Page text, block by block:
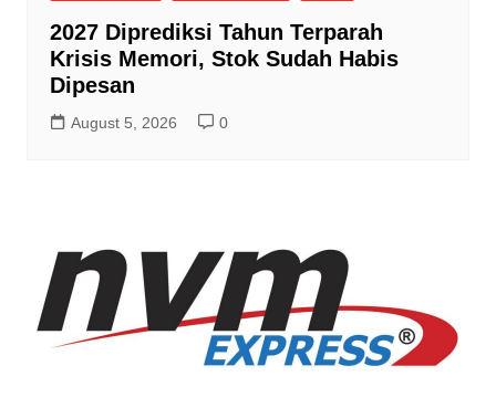
2027 Diprediksi Tahun Terparah
Krisis Memori, Stok Sudah Habis
Dipesan
August 5, 2026 0